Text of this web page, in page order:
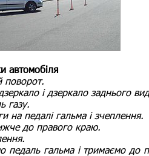
автомобіля
поворот.
і дзеркало заднього
газу.
педалі гальма і зчеплення.
до правого краю.
гальма і тримаємо до